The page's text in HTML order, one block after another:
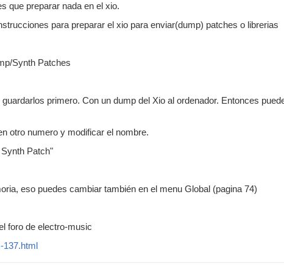
que preparar nada en el xio.
para preparar el xio para enviar(dump) patches o librerias
Synth Patches
primero. Con un dump del Xio al ordenador. Entonces
otro numero y modificar el nombre.
Patch"
eso puedes cambiar también en el menu Global (pagina 74)
foro de electro-music